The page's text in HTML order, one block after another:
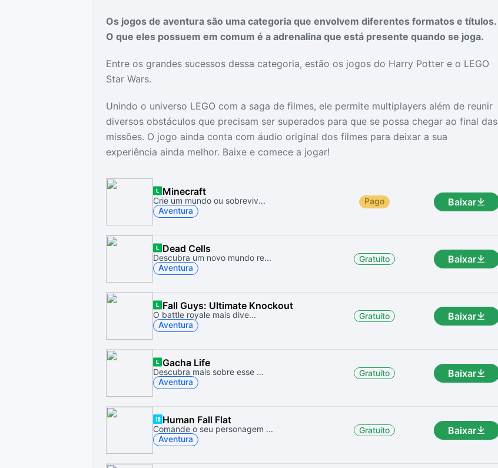
Drivers
Outros
Os jogos de aventura são uma categoria que envolvem diferentes formatos e títulos.
O que eles possuem em comum é a adrenalina que está presente quando se joga.
Entre os grandes sucessos dessa categoria, estão os jogos do Harry Potter e o LEGO
Star Wars.
Unindo o universo LEGO com a saga de filmes, ele permite multiplayers além de reunir
diversos obstáculos que precisam ser superados para que se possa chegar ao final das
missões. O jogo ainda conta com áudio original dos filmes para deixar a sua
experiência ainda melhor. Baixe e comece a jogar!
Minecraft
Crie um mundo ou sobreviv...
Aventura
Pago Baixar
Dead Cells
Descubra um novo mundo re...
Aventura
Gratuito Baixar
Fall Guys: Ultimate Knockout
O battle royale mais dive...
Aventura
Gratuito Baixar
Gacha Life
Descubra mais sobre esse ...
Aventura
Gratuito Baixar
Human Fall Flat
Comande o seu personagem ...
Aventura
Gratuito Baixar